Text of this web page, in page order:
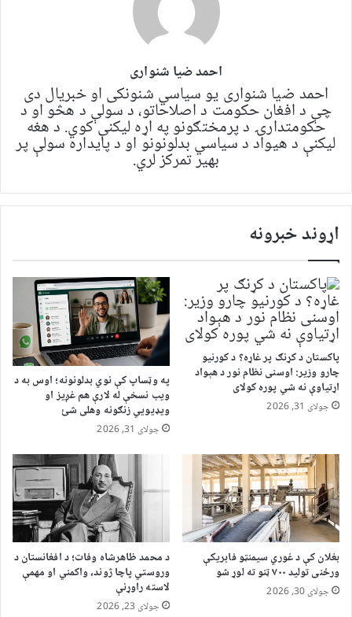
احمد ضیا شنواری
احمد ضیا شنواری یو سياسي شنونکی او خبریال دی
چې د افغان حکومت د اصلاحاتو، د سولې د هڅو او د
حکومتدارۍ د پرمختګونو په اړه لیکنې کوي. د هغه
لیکنې د هیواد د سیاسي بدلونونو او د پایداره سولې پر
بهیر تمرکز لري.
اړوند خبرونه
پاکستان د کړنګ پر غاړه؟ د کورنیو
چارو وزیر: اوسنی نظام نور د هېواد
اړتیاوې نه شي پوره کولای
جولای 31, 2026
په وټساپ کې نوي بدلونونه؛ اوس به د
ویب نسخې له لارې هم غږیز او
ویډیويي زنګونه وهلی شئ
جولای 31, 2026
بغلان کې د غوري سیمنټو فابریکې
ورځنی تولید ۷۰۰ ټنو ته لوړ شو
جولای 30, 2026
د محمد ظاهرشاه وفات؛ د افغانستان د
وروستي پاچا ژوند، واکمني او مهمې
لاسته راوړنې
جولای 23, 2026